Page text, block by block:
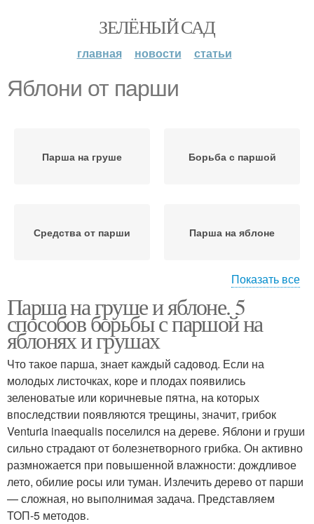
ЗЕЛЁНЫЙ САД
главная новости статьи
Яблони от парши
Парша на груше Борьба с паршой
Средства от парши Парша на яблоне
Груши от парши
Показать все
Парша на груше и яблоне. 5
способов борьбы с паршой на
яблонях и грушах
Что такое парша, знает каждый садовод. Если на
молодых листочках, коре и плодах появились
зеленоватые или коричневые пятна, на которых
впоследствии появляются трещины, значит, грибок
Venturia inaequalis поселился на дереве. Яблони и груши
сильно страдают от болезнетворного грибка. Он активно
размножается при повышенной влажности: дождливое
лето, обилие росы или туман. Излечить дерево от парши
— сложная, но выполнимая задача. Представляем
ТОП-5 методов.